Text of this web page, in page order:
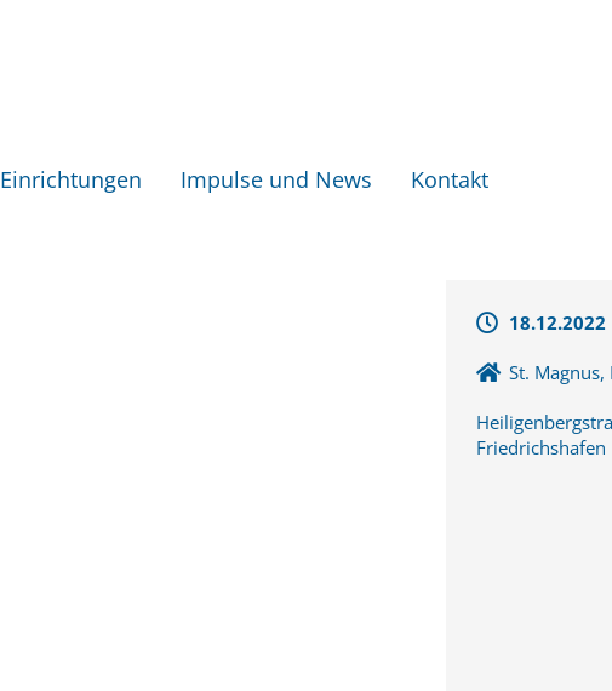
Einrichtungen Impulse und News Kontakt
18.12.2022
St. Magnus,
Friedrichshafen